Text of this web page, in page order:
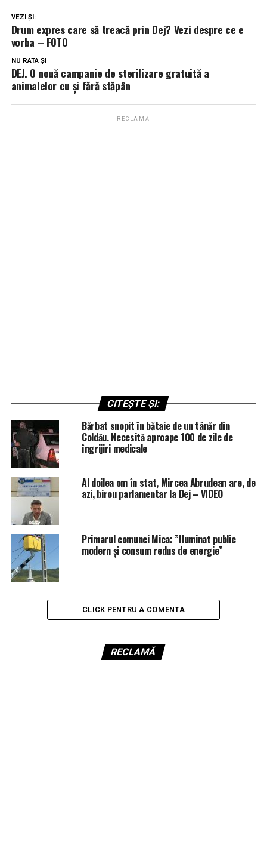
VEZI ȘI:
Drum expres care să treacă prin Dej? Vezi despre ce e
vorba – FOTO
NU RATA ȘI
DEJ. O nouă campanie de sterilizare gratuită a
animalelor cu și fără stăpân
RECLAMĂ
CITEȘTE ȘI:
Bărbat snopit în bătaie de un tânăr din
Coldău. Necesită aproape 100 de zile de
îngrijiri medicale
Al doilea om în stat, Mircea Abrudean are, de
azi, birou parlamentar la Dej – VIDEO
Primarul comunei Mica: ”Iluminat public
modern și consum redus de energie”
CLICK PENTRU A COMENTA
RECLAMĂ